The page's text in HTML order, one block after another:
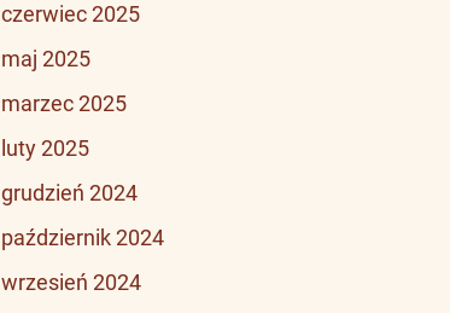
czerwiec 2025
maj 2025
marzec 2025
luty 2025
grudzień 2024
październik 2024
wrzesień 2024